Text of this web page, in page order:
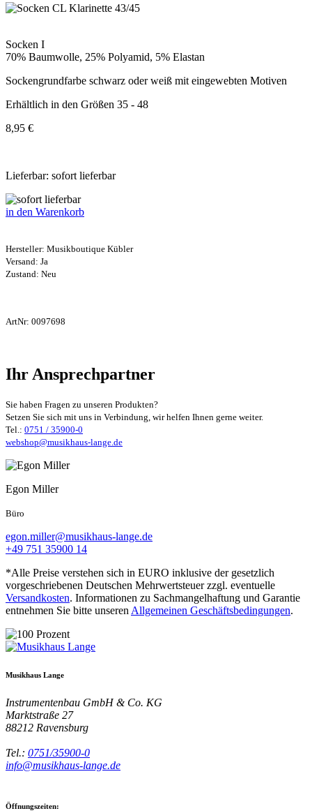
Socken I
70% Baumwolle, 25% Polyamid, 5% Elastan
Sockengrundfarbe schwarz oder weiß mit eingewebten Motiven
Erhältlich in den Größen 35 - 48
8,95 €
Lieferbar: sofort lieferbar
in den Warenkorb
Hersteller: Musikboutique Kübler
Versand: Ja
Zustand: Neu
ArtNr: 0097698
Ihr Ansprechpartner
Sie haben Fragen zu unseren Produkten?
Setzen Sie sich mit uns in Verbindung, wir helfen Ihnen gerne weiter.
Tel.: 0751 / 35900-0
webshop@musikhaus-lange.de
Egon Miller
Büro
egon.miller@musikhaus-lange.de
+49 751 35900 14
*Alle Preise verstehen sich in EURO inklusive der gesetzlich
vorgeschriebenen Deutschen Mehrwertsteuer zzgl. eventuelle
Versandkosten. Informationen zu Sachmangelhaftung und Garantie
entnehmen Sie bitte unseren Allgemeinen Geschäftsbedingungen.
Musikhaus Lange
Instrumentenbau GmbH & Co. KG
Marktstraße 27
88212 Ravensburg
Tel.: 0751/35900-0
info@musikhaus-lange.de
Öffnungszeiten: